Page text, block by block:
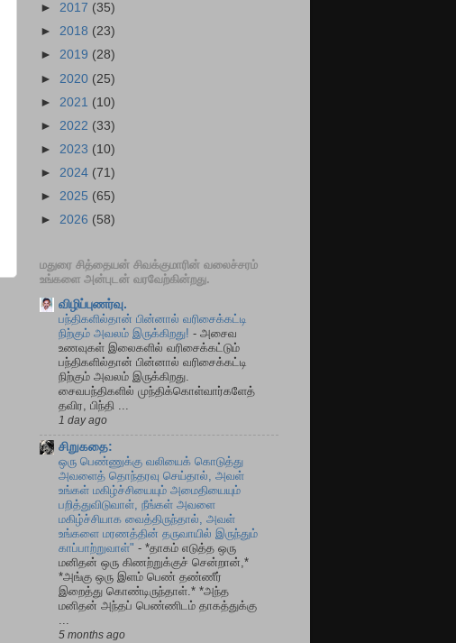
► 2017 (35)
► 2018 (23)
► 2019 (28)
► 2020 (25)
► 2021 (10)
► 2022 (33)
► 2023 (10)
► 2024 (71)
► 2025 (65)
► 2026 (58)
மதுரை சித்தையன் சிவக்குமாரின் வலைச்சரம்
உங்களை அன்புடன் வரவேற்கின்றது.
விழிப்புணர்வு.
பந்திகளில்தான் பின்னால் வரிசைக்கட்டி
நிற்கும் அவலம் இருக்கிறது! - அசைவ
உணவுகள் இலைகளில் வரிசைக்கட்டும்
பந்திகளில்தான் பின்னால் வரிசைக்கட்டி
நிற்கும் அவலம் இருக்கிறது.
சைவபந்திகளில் முந்திக்கொள்வார்களேத்
தவிர, பிந்தி ...
1 day ago
சிறுகதை:
ஒரு பெண்ணுக்கு வலியைக் கொடுத்து
அவளைத் தொந்தரவு செய்தால், அவள்
உங்கள் மகிழ்ச்சியையும் அமைதியையும்
பறித்துவிடுவாள், நீங்கள் அவளை
மகிழ்ச்சியாக வைத்திருந்தால், அவள்
உங்களை மரணத்தின் தருவாயில் இருந்தும்
காப்பாற்றுவாள்" - *தாகம் எடுத்த ஒரு
மனிதன் ஒரு கிணற்றுக்குச் சென்றான்,*
*அங்கு ஒரு இளம் பெண் தண்ணீர்
இறைத்து கொண்டிருந்தாள்.* *அந்த
மனிதன் அந்தப் பெண்ணிடம் தாகத்துக்கு
...
5 months ago